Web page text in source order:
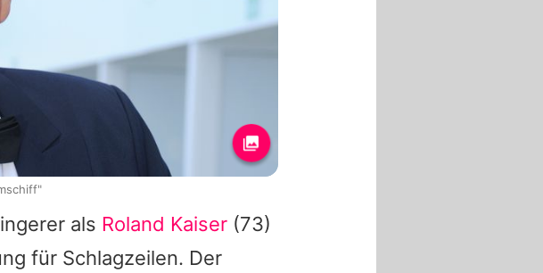
als Roland Kaiser (73)
für Schlagzeilen. Der